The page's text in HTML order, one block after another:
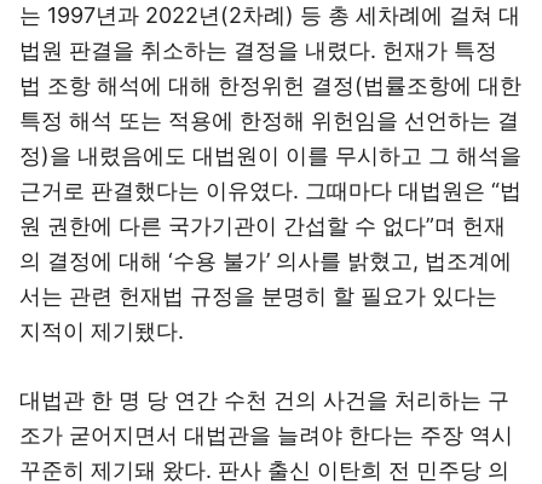
는 1997년과 2022년(2차례) 등 총 세차례에 걸쳐 대
법원 판결을 취소하는 결정을 내렸다. 헌재가 특정
법 조항 해석에 대해 한정위헌 결정(법률조항에 대한
특정 해석 또는 적용에 한정해 위헌임을 선언하는 결
정)을 내렸음에도 대법원이 이를 무시하고 그 해석을
근거로 판결했다는 이유였다. 그때마다 대법원은 “법
원 권한에 다른 국가기관이 간섭할 수 없다”며 헌재
의 결정에 대해 ‘수용 불가’ 의사를 밝혔고, 법조계에
서는 관련 헌재법 규정을 분명히 할 필요가 있다는
지적이 제기됐다.
대법관 한 명 당 연간 수천 건의 사건을 처리하는 구
조가 굳어지면서 대법관을 늘려야 한다는 주장 역시
꾸준히 제기돼 왔다. 판사 출신 이탄희 전 민주당 의